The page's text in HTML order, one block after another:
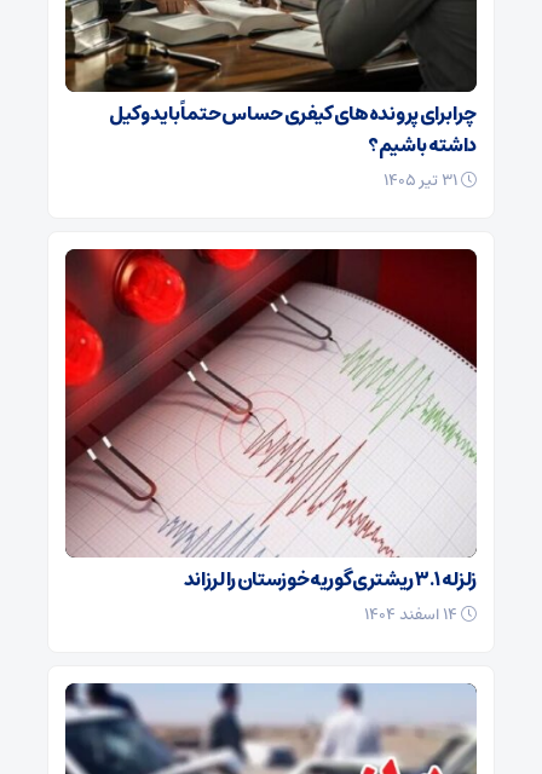
چرا برای پرونده‌های کیفری حساس حتماً باید وکیل
داشته باشیم؟
زلزله ۳.۱ ریشتری گوریه خوزستان را لرزاند